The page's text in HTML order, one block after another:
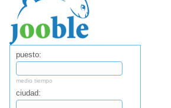
puesto:
medio tiempo
ciudad: